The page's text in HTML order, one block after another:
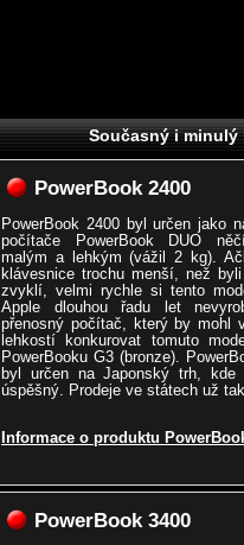
Současný i minulý
PowerBook 2400
PowerBook 2400 byl určen jako
počítače PowerBook DUO
malým a lehkým (vážil 2 kg).
klávesnice trochu menší, než
zvyklí, velmi rychle si tento
Apple dlouhou řadu let
přenosný počítač, který by mohl
lehkostí konkurovat tomuto
PowerBooku G3 (bronze).
byl určen na Japonský trh, kde
úspěšný. Prodeje ve státech už
Informace o produktu
PowerBook 3400